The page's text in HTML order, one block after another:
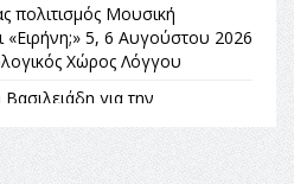
πολιτισμός Μουσική
«Ειρήνη;» 5, 6 Αυγούστου 2026
Χώρος Λόγγου
για την
μόνο η ευθύνη απέναντι